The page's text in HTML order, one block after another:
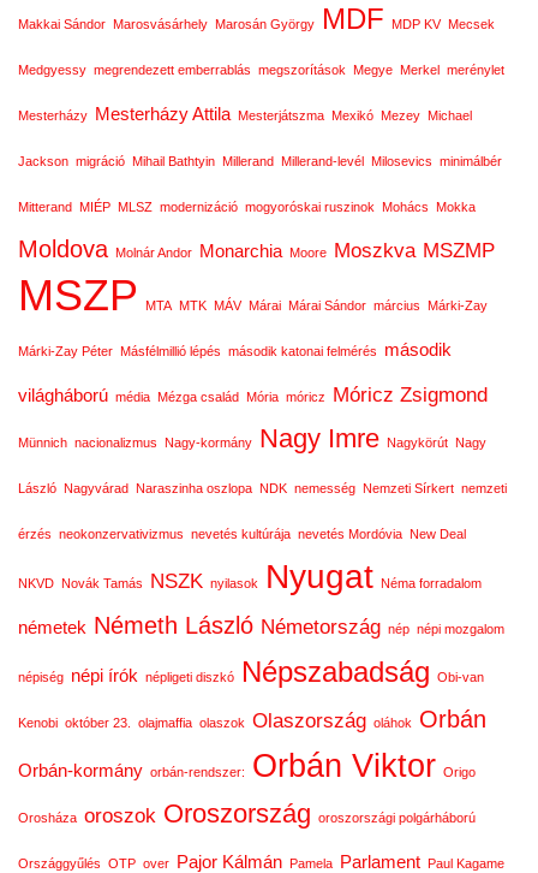
Makkai Sándor Marosvásárhely Marosán György MDF MDP KV Mecsek
Medgyessy megrendezett emberrablás megszorítások Megye Merkel merénylet
Mesterházy Mesterházy Attila Mesterjátszma Mexikó Mezey Michael
Jackson migráció Mihail Bathtyin Millerand Millerand-levél Milosevics minimálbér
Mitterand MIÉP MLSZ modernizáció mogyoróskai ruszinok Mohács Mokka
Moldova Molnár Andor Monarchia Moore Moszkva MSZMP
MSZP MTA MTK MÁV Márai Márai Sándor március Márki-Zay
Márki-Zay Péter Másfélmillió lépés második katonai felmérés második
világháború média Mézga család Mória móricz Móricz Zsigmond
Münnich nacionalizmus Nagy-kormány Nagy Imre Nagykörút Nagy
László Nagyvárad Naraszinha oszlopa NDK nemesség Nemzeti Sírkert nemzeti
érzés neokonzervativizmus nevetés kultúrája nevetés Mordóvia New Deal
NKVD Novák Tamás NSZK nyilasok Nyugat Néma forradalom
németek Németh László Németország nép népi mozgalom
népiség népi írók népligeti diszkó Népszabadság Obi-van
Kenobi október 23. olajmaffia olaszok Olaszország oláhok Orbán
Orbán-kormány orbán-rendszer: Orbán Viktor Origo
Orosháza oroszok Oroszország oroszországi polgárháború
Országgyűlés OTP over Pajor Kálmán Pamela Parlament Paul Kagame